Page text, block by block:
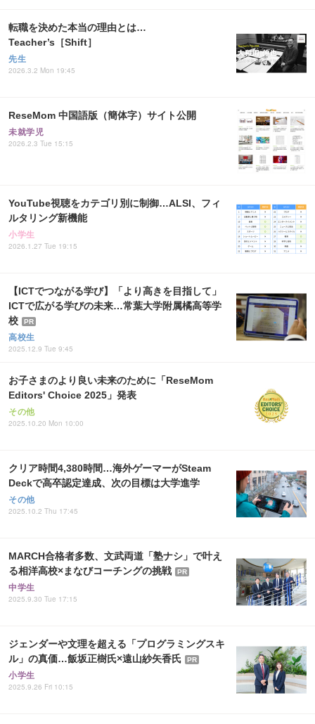
転職を決めた本当の理由とは…
Teacher’s［Shift］
先生
2026.3.2 Mon 19:45
ReseMom 中国語版（簡体字）サイト公開
未就学児
2026.2.3 Tue 15:15
YouTube視聴をカテゴリ別に制御…ALSI、フィ
ルタリング新機能
小学生
2026.1.27 Tue 19:15
【ICTでつながる学び】「より高きを目指して」
ICTで広がる学びの未来…常葉大学附属橘高等学
校
PR
高校生
2025.12.9 Tue 9:45
お子さまのより良い未来のために「ReseMom
Editors' Choice 2025」発表
その他
2025.10.20 Mon 10:00
クリア時間4,380時間…海外ゲーマーがSteam
Deckで高卒認定達成、次の目標は大学進学
その他
2025.10.2 Thu 17:45
MARCH合格者多数、文武両道「塾ナシ」で叶え
る相洋高校×まなびコーチングの挑戦
PR
中学生
2025.9.30 Tue 17:15
ジェンダーや文理を超える「プログラミングスキ
ル」の真価…飯坂正樹氏×遠山紗矢香氏
PR
小学生
2025.9.26 Fri 10:15